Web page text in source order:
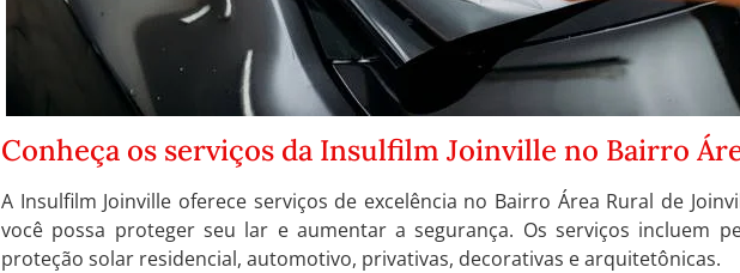
Conheça os serviços da Insulfilm Joinville no Bairro
A Insulfilm Joinville oferece serviços de excelência no Bairro Área Rural de
você possa proteger seu lar e aumentar a segurança. Os serviços incluem
proteção solar residencial, automotivo, privativas, decorativas e arquitetônicas.